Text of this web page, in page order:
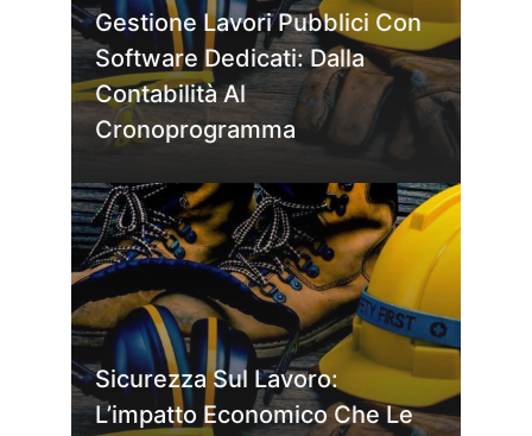
Gestione Lavori Pubblici Con
Software Dedicati: Dalla
Contabilità Al
Cronoprogramma
Sicurezza Sul Lavoro:
L’impatto Economico Che Le